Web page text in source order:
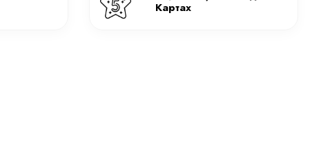
Картах